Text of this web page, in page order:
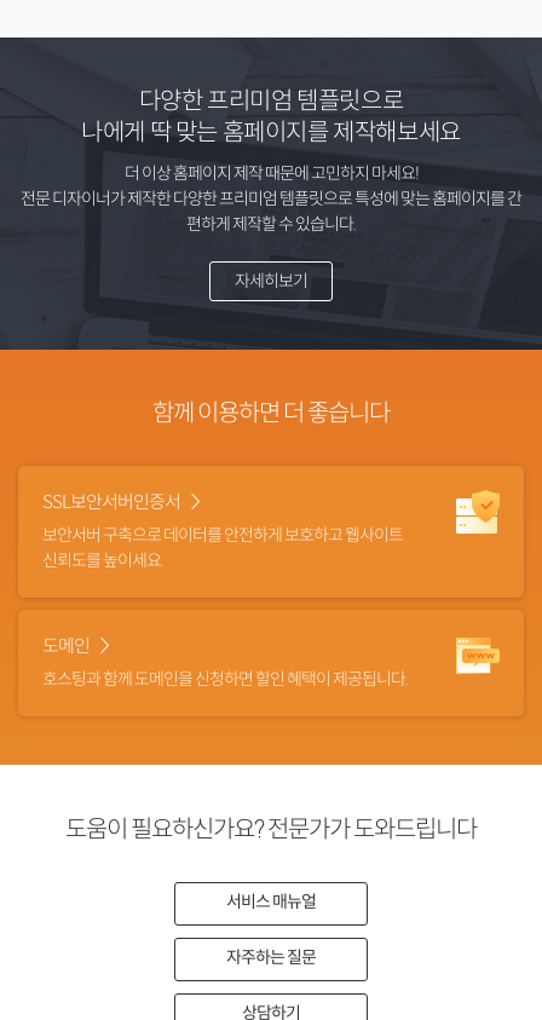
다양한 프리미엄 템플릿으로
나에게 딱 맞는 홈페이지를 제작해보세요
더 이상 홈페이지 제작 때문에 고민하지 마세요!
전문 디자이너가 제작한 다양한 프리미엄 템플릿으로 특성에 맞는 홈페이지를 간
편하게 제작할 수 있습니다.
자세히보기
함께 이용하면 더 좋습니다
SSL보안서버인증서
보안서버 구축으로 데이터를안전하게 보호하고 웹사이트
신뢰도를 높이세요.
도메인
호스팅과 함께 도메인을 신청하면 할인 혜택이 제공됩니다.
도움이 필요하신가요? 전문가가 도와드립니다
서비스 매뉴얼
자주하는 질문
상담하기